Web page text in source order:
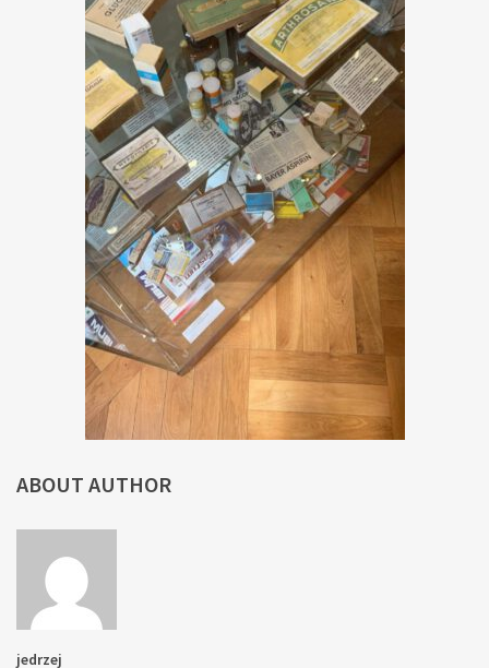
ABOUT AUTHOR
jedrzej